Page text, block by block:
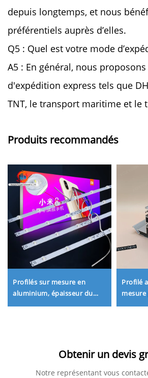
depuis longtemps, et nous
préférentiels auprès d’elles.
Q5 : Quel est votre mode
A5 : En général, nous
d'expédition express tels que
TNT, le transport maritime et le
Produits recommandés
Profilés sur mesure en
aluminium, épaisseur du
mur, boîte lumineuse
Profilé
mesure
tendu,
Obtenir un devis
Notre représentant vous